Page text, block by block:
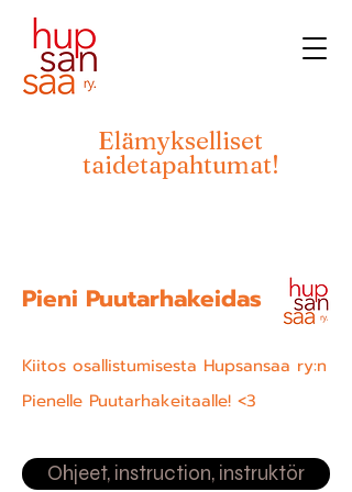
Elämykselliset
taidetapahtumat!
Pieni Puutarhakeidas
Kiitos osallistumisesta Hupsansaa ry:n
Pienelle Puutarhakeitaalle! <3
Ohjeet, instruction, instruktör